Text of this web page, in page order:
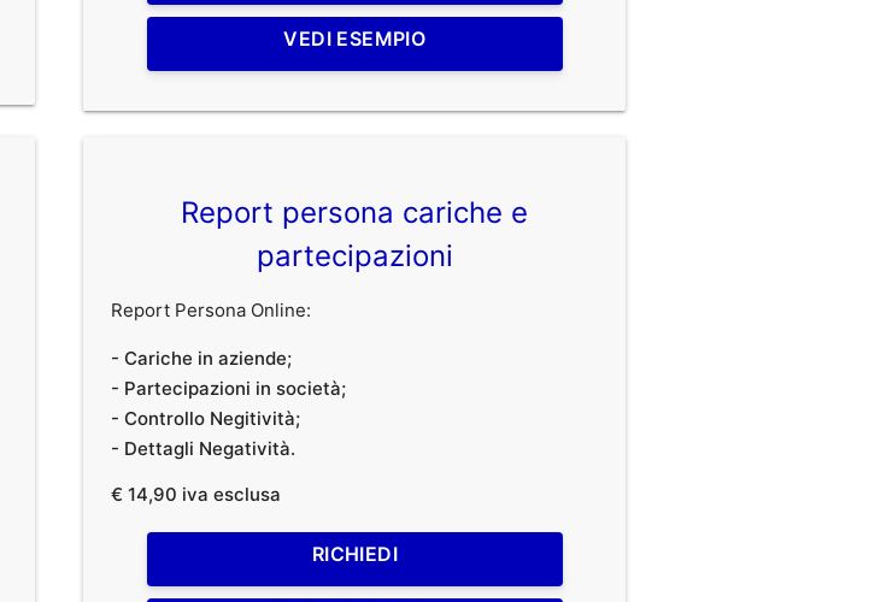
VEDI ESEMPIO
Report persona cariche e
partecipazioni
Report Persona Online:
- Cariche in aziende;
- Partecipazioni in società;
- Controllo Negitività;
- Dettagli Negatività.
€ 14,90 iva esclusa
RICHIEDI